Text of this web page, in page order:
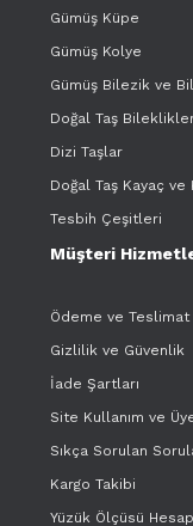
Gümüş Küpe
Gümüş Kolye
Gümüş Bilezik ve
Doğal Taş
Dizi Taşlar
Doğal Taş Kayaç
Tesbih Çeşitleri
Müşteri
Ödeme ve Teslimat
Gizlilik ve Güvenlik
İade Şartları
Site Kullanım ve
Sıkça Sorulan
Kargo Takibi
Yüzük Ölçüsü